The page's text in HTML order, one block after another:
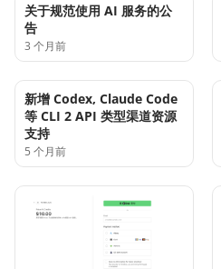
关于规范使用 AI 服务的公
告
3 个月前
新增 Codex, Claude Code
等 CLI 2 API 类型渠道资源
支持
5 个月前